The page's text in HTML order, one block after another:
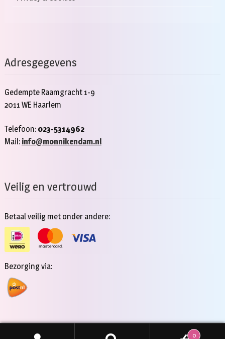
Adresgegevens
Gedempte Raamgracht 1-9
2011 WE Haarlem
Telefoon: 023-5314962
Mail: info@monnikendam.nl
Veilig en vertrouwd
Betaal veilig met onder andere:
Bezorging via:
0